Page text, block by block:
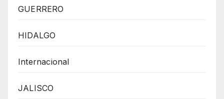
GUERRERO
HIDALGO
Internacional
JALISCO